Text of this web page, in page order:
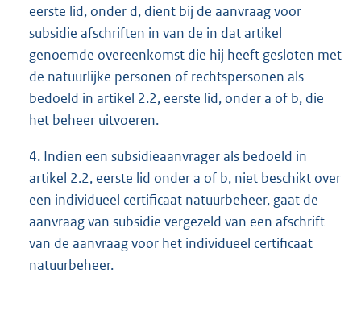
eerste lid, onder d, dient bij de aanvraag voor
subsidie afschriften in van de in dat artikel
genoemde overeenkomst die hij heeft gesloten met
de natuurlijke personen of rechtspersonen als
bedoeld in artikel 2.2, eerste lid, onder a of b, die
het beheer uitvoeren.
4. Indien een subsidieaanvrager als bedoeld in
artikel 2.2, eerste lid onder a of b, niet beschikt over
een individueel certificaat natuurbeheer, gaat de
aanvraag van subsidie vergezeld van een afschrift
van de aanvraag voor het individueel certificaat
natuurbeheer.